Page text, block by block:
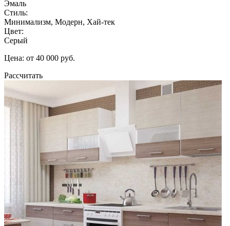
Эмаль
Стиль:
Минимализм, Модерн, Хай-тек
Цвет:
Серый
Цена: от 40 000 руб.
Рассчитать